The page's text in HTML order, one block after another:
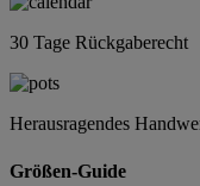
30 Tage Rückgaberecht
Herausragendes
Größen-Guide